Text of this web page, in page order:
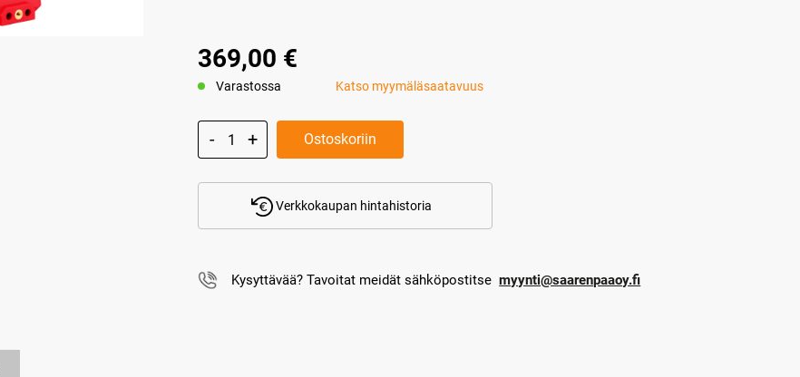
369,00 €
Varastossa Katso myymäläsaatavuus
Ostoskoriin
Verkkokaupan hintahistoria
Kysyttävää? Tavoitat meidät sähköpostitsemyynti@saarenpaaoy.fi